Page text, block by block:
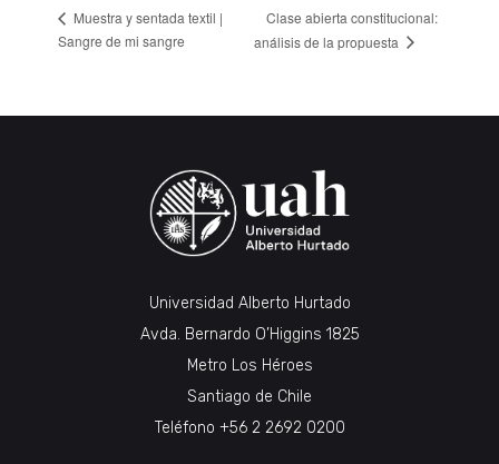
Muestra y sentada textil |
Sangre de mi sangre
Clase abierta constitucional:
análisis de la propuesta
Universidad Alberto Hurtado
Avda. Bernardo O’Higgins 1825
Metro Los Héroes
Santiago de Chile
Teléfono +56 2 2692 0200